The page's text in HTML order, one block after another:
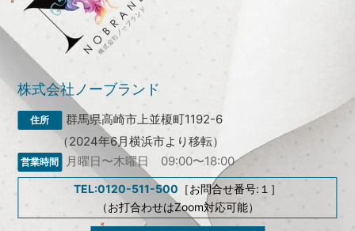
株式会社ノーブランド
群馬県高崎市上並榎町1192-6
（2024年6月横浜市より移転）
月曜日〜木曜日 09:00〜18:00
TEL:0120-511-500 ［お問合せ番号:１］
（お打合わせはZoom対応可能）